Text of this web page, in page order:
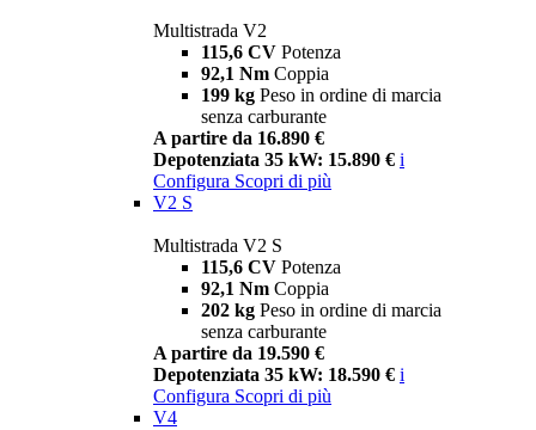
Multistrada V2
115,6 CV Potenza
92,1 Nm Coppia
199 kg Peso in ordine di marcia
senza carburante
A partire da 16.890 €
Depotenziata 35 kW: 15.890 € i
Configura Scopri di più
V2 S
Multistrada V2 S
115,6 CV Potenza
92,1 Nm Coppia
202 kg Peso in ordine di marcia
senza carburante
A partire da 19.590 €
Depotenziata 35 kW: 18.590 € i
Configura Scopri di più
V4